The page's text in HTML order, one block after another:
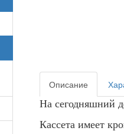
Описание
На сегодняшний
Кассета имеет